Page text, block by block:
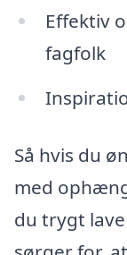
Effektiv
fagfolk
Så hvis du
med
du trygt